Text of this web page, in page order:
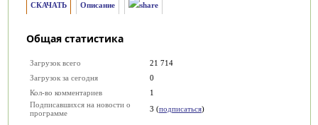
СКАЧАТЬ Описание
Общая статистика
Загрузок всего
21 714
Загрузок за сегодня
0
Кол-во комментариев
1
Подписавшихся на новости о
программе
3 (подписаться)